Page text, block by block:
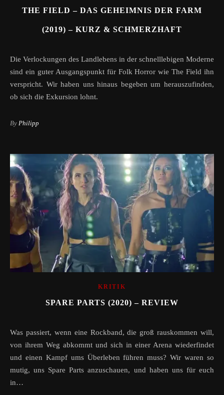
THE FIELD – DAS GEHEIMNIS DER FARM
(2019) – KURZ & SCHMERZHAFT
Die Verlockungen des Landlebens in der schnelllebigen Moderne
sind ein guter Ausgangspunkt für Folk Horror wie The Field ihn
verspricht. Wir haben uns hinaus begeben um herauszufinden,
ob sich die Exkursion lohnt.
By Philipp
KRITIK
SPARE PARTS (2020) – REVIEW
Was passiert, wenn eine Rockband, die groß rauskommen will,
von ihrem Weg abkommt und sich in einer Arena wiederfindet
und einen Kampf ums Überleben führen muss? Wir waren so
mutig, uns Spare Parts anzuschauen, und haben uns für euch
in…